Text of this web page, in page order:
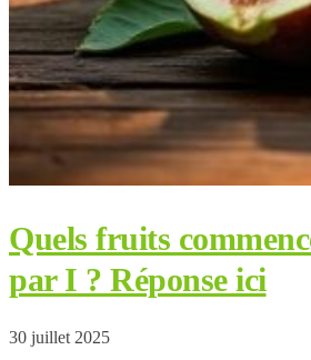
Quels fruits
par I ? Réponse ici
30 juillet 2025